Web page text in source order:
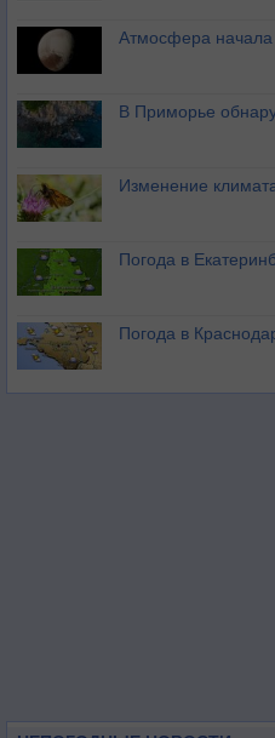
Атмосфера начала
В Приморье
Изменение
Погода в
Погода в